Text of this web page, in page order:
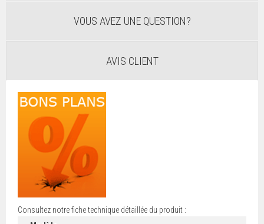
VOUS AVEZ UNE QUESTION?
AVIS CLIENT
Consultez notre fiche technique détaillée du produit :